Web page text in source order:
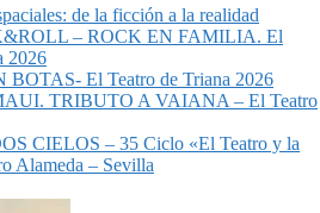
de la ficción a la realidad
– ROCK EN FAMILIA. El
2026
BOTAS- El Teatro de Triana 2026
TRIBUTO A VAIANA – El Teatro
CIELOS – 35 Ciclo «El Teatro y la
Alameda – Sevilla